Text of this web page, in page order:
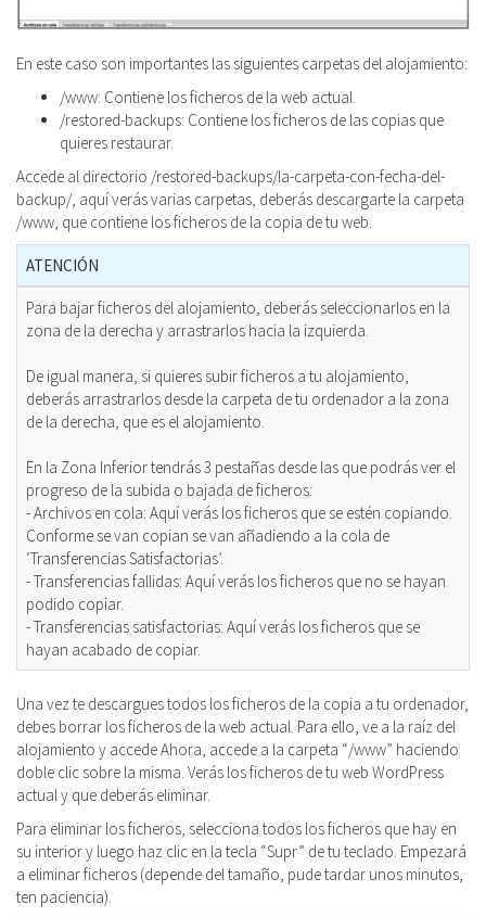
En este caso son importantes las siguientes carpetas del alojamiento:
/www: Contiene los ficheros de la web actual.
/restored-backups: Contiene los ficheros de las copias que
quieres restaurar.
Accede al directorio /restored-backups/la-carpeta-con-fecha-del-
backup/, aquí verás varias carpetas, deberás descargarte la carpeta
/www, que contiene los ficheros de la copia de tu web.
ATENCIÓN
Para bajar ficheros del alojamiento, deberás seleccionarlos en la
zona de la derecha y arrastrarlos hacia la izquierda.
De igual manera, si quieres subir ficheros a tu alojamiento,
deberás arrastrarlos desde la carpeta de tu ordenador a la zona
de la derecha, que es el alojamiento.
En la Zona Inferior tendrás 3 pestañas desde las que podrás ver el
progreso de la subida o bajada de ficheros:
- Archivos en cola: Aquí verás los ficheros que se estén copiando.
Conforme se van copian se van añadiendo a la cola de
‘Transferencias Satisfactorias’.
- Transferencias fallidas: Aquí verás los ficheros que no se hayan
podido copiar.
- Transferencias satisfactorias: Aquí verás los ficheros que se
hayan acabado de copiar.
Una vez te descargues todos los ficheros de la copia a tu ordenador,
debes borrar los ficheros de la web actual. Para ello, ve a la raíz del
alojamiento y accede Ahora, accede a la carpeta “/www” haciendo
doble clic sobre la misma. Verás los ficheros de tu web WordPress
actual y que deberás eliminar.
Para eliminar los ficheros, selecciona todos los ficheros que hay en
su interior y luego haz clic en la tecla “Supr” de tu teclado. Empezará
a eliminar ficheros (depende del tamaño, pude tardar unos minutos,
ten paciencia).